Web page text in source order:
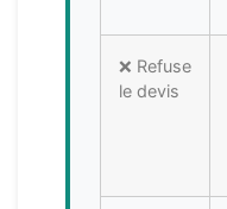
❌ Refuse
le devis